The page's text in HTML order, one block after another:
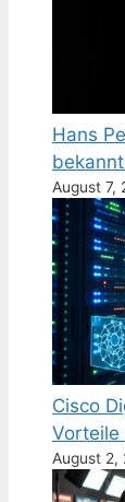
Hans
August 7,
Cisco
Vorteile
August 2,